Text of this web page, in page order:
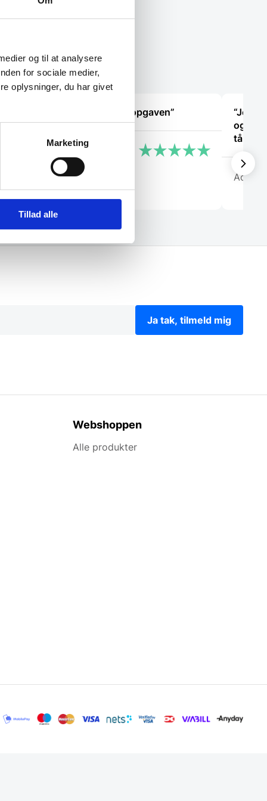
og til at analysere
for sociale medier,
oplysninger, du har givet
Marketing
Tillad alle
flere
vælges
på
“Fin fyr, der løste opgaven”
“Jeg
og der
Adem
Ja tak, tilmeld mig
Webshoppen
Alle produkter